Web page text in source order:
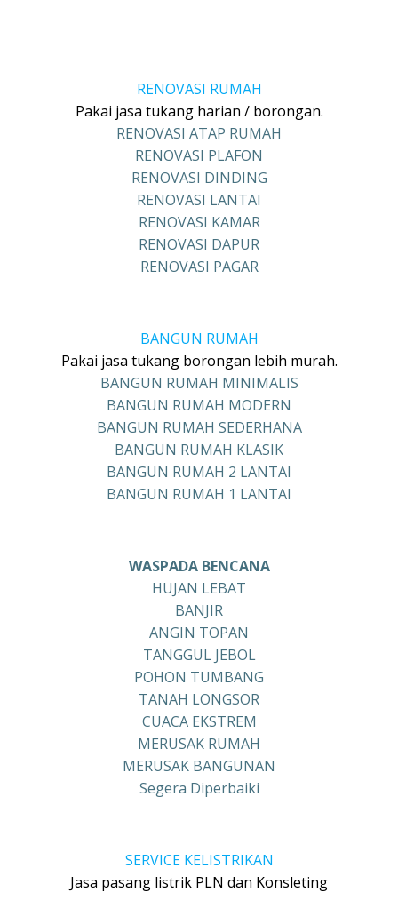
RENOVASI RUMAH
Pakai jasa tukang harian / borongan.
RENOVASI ATAP RUMAH
RENOVASI PLAFON
RENOVASI DINDING
RENOVASI LANTAI
RENOVASI KAMAR
RENOVASI DAPUR
RENOVASI PAGAR
BANGUN RUMAH
Pakai jasa tukang borongan lebih murah.
BANGUN RUMAH MINIMALIS
BANGUN RUMAH MODERN
BANGUN RUMAH SEDERHANA
BANGUN RUMAH KLASIK
BANGUN RUMAH 2 LANTAI
BANGUN RUMAH 1 LANTAI
WASPADA BENCANA
HUJAN LEBAT
BANJIR
ANGIN TOPAN
TANGGUL JEBOL
POHON TUMBANG
TANAH LONGSOR
CUACA EKSTREM
MERUSAK RUMAH
MERUSAK BANGUNAN
Segera Diperbaiki
SERVICE KELISTRIKAN
Jasa pasang listrik PLN dan Konsleting